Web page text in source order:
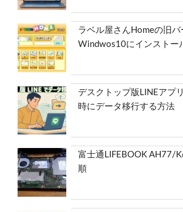
ラベル屋さんHomeの旧バ
Windwos10にインストー
デスクトップ版LINEアプ
時にデータ移行する方法
富士通LIFEBOOK AH77/
順